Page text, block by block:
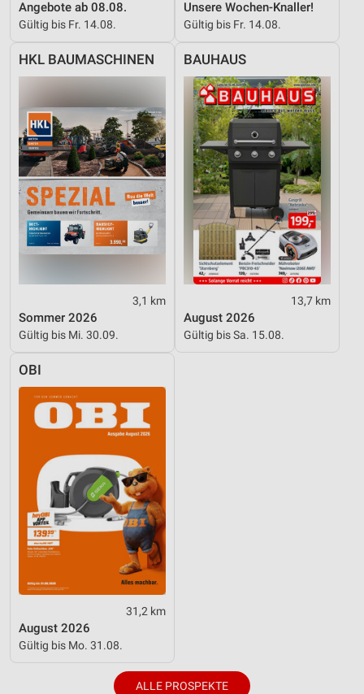
Angebote ab 08.08.
Gültig bis Fr. 14.08.
Unsere Wochen-Knaller!
Gültig bis Fr. 14.08.
HKL BAUMASCHINEN
3,1 km
Sommer 2026
Gültig bis Mi. 30.09.
BAUHAUS
13,7 km
August 2026
Gültig bis Sa. 15.08.
OBI
31,2 km
August 2026
Gültig bis Mo. 31.08.
ALLE PROSPEKTE
Nicht-IAB-Verarbeitungszwecke:
Performance
Funktional
Werbung